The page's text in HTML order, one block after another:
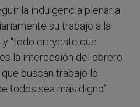
la indulgencia plenaria
su trabajo a la
“todo creyente que
la intercesión del obrero
buscan trabajo lo
todos sea más digno”.